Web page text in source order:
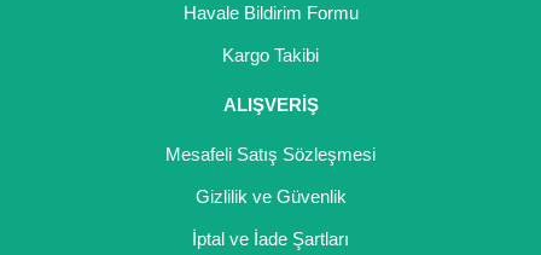
Havale Bildirim Formu
Kargo Takibi
ALIŞVERİŞ
Mesafeli Satış Sözleşmesi
Gizlilik ve Güvenlik
İptal ve İade Şartları